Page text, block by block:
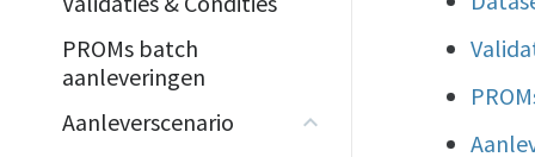
PROMs batch
aanleveringen
Aanleverscenario